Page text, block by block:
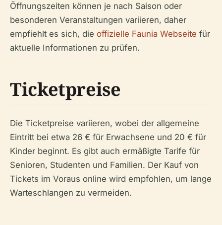
Öffnungszeiten können je nach Saison oder
besonderen Veranstaltungen variieren, daher
empfiehlt es sich, die offizielle Faunia Webseite für
aktuelle Informationen zu prüfen.
Ticketpreise
Die Ticketpreise variieren, wobei der allgemeine
Eintritt bei etwa 26 € für Erwachsene und 20 € für
Kinder beginnt. Es gibt auch ermäßigte Tarife für
Senioren, Studenten und Familien. Der Kauf von
Tickets im Voraus online wird empfohlen, um lange
Warteschlangen zu vermeiden.